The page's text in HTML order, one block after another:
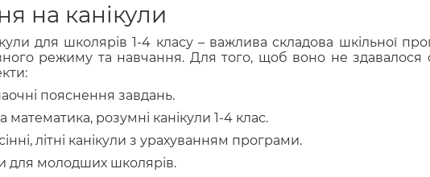
на канікули
для школярів 1-4 класу – важлива складова шкільної
режиму та навчання. Для того, щоб воно не здавалося
пояснення завдань.
математика, розумні канікули 1-4 клас.
літні канікули з урахуванням програми.
для молодших школярів.